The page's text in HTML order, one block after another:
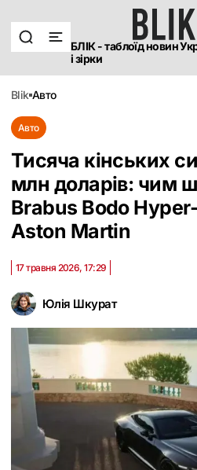
БЛІК - таблоїд новин
і зірки
blik авто
Авто
Тисяча кінських
млн доларів: чим
Brabus Bodo Hyper-
Aston Martin
Юлія Шкурат
17 травня 2026, 17:29